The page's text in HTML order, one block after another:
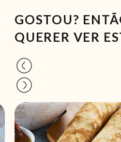
GOSTOU?
QUERER VER